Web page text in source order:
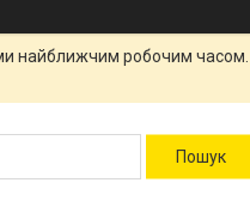
найближчим робочим